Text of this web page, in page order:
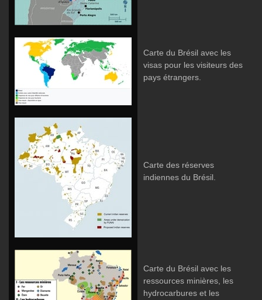
Carte du Brésil avec les
visas pour les visiteurs des
pays étrangers.
Carte des réserves
indiennes du Brésil.
Carte du Brésil avec les
ressources minières, les
hydrocarbures et les